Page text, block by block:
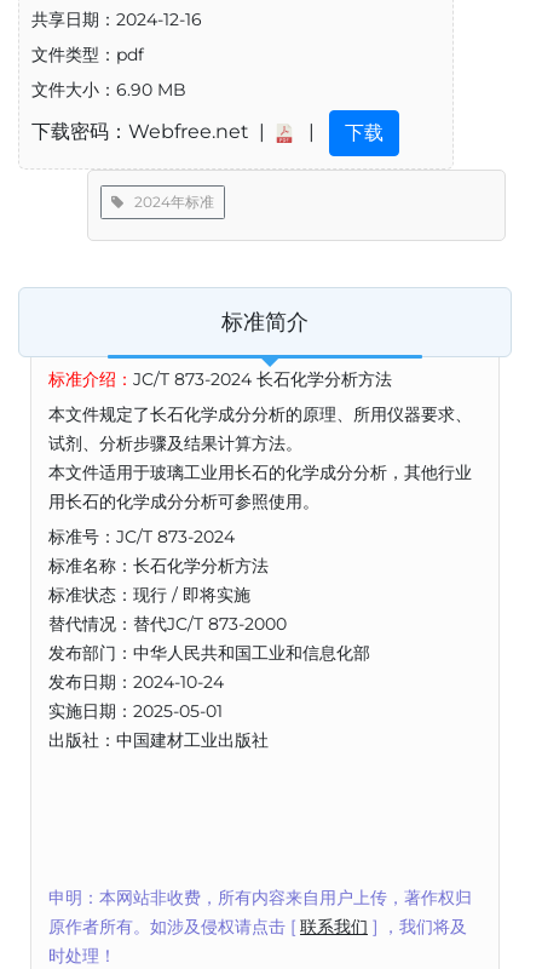
共享日期：2024-12-16
文件类型：pdf
文件大小：6.90 MB
下载密码：Webfree.net | | 下载
2024年标准
标准简介
标准介绍： JC/T 873-2024 长石化学分析方法
本文件规定了长石化学成分分析的原理、所用仪器要求、
试剂、分析步骤及结果计算方法。
本文件适用于玻璃工业用长石的化学成分分析，其他行业
用长石的化学成分分析可参照使用。
标准号：JC/T 873-2024
标准名称：长石化学分析方法
标准状态：现行 / 即将实施
替代情况：替代JC/T 873-2000
发布部门：中华人民共和国工业和信息化部
发布日期：2024-10-24
实施日期：2025-05-01
出版社：中国建材工业出版社
申明：本网站非收费，所有内容来自用户上传，著作权归
原作者所有。如涉及侵权请点击 [ 联系我们 ] ，我们将及
时处理！